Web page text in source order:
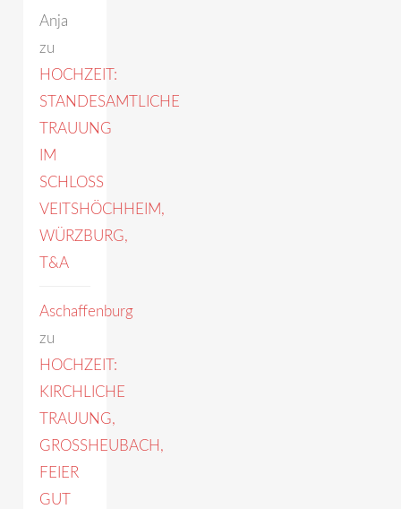
Anja
zu
HOCHZEIT:
STANDESAMTLICHE
TRAUUNG
IM
SCHLOSS
VEITSHÖCHHEIM,
WÜRZBURG,
T&A
Aschaffenburg
zu
HOCHZEIT:
KIRCHLICHE
TRAUUNG,
GROSSHEUBACH,
FEIER
GUT